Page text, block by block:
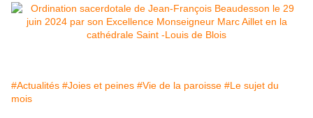
#Actualités #Joies et peines #Vie de la paroisse #Le sujet du
mois